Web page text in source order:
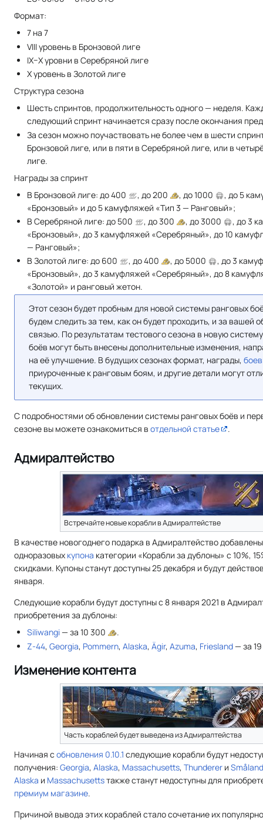
Формат:
7 на 7
VIII уровень в Бронзовой лиге
IX–X уровни в Серебряной лиге
X уровень в Золотой лиге
Структура сезона
Шесть спринтов, продолжительность одного — неделя.
следующий спринт начинается сразу после окончания
За сезон можно поучаствовать не более чем в шести
Бронзовой лиге, или в пяти в Серебряной лиге, или в
лиге.
Награды за спринт
В Бронзовой лиге: до 400
, до 200 , до 1000
, до 5
«Бронзовый» и до 5 камуфляжей «Тип 3 — Ранговый»;
В Серебряной лиге: до 500
, до 300 , до 3000
, до 3
«Бронзовый», до 3 камуфляжей «Серебряный», до 10
— Ранговый»;
В Золотой лиге: до 600
, до 400 , до 5000
, до 3
«Бронзовый», до 3 камуфляжей «Серебряный», до 8
«Золотой» и ранговый жетон.
Этот сезон будет пробным для новой системы ранговых
будем следить за тем, как он будет проходить, и за вашей
связью. По результатам тестового сезона в новую
боёв могут быть внесены дополнительные изменения,
на её улучшение. В будущих сезонах формат, награды,
приуроченные к ранговым боям, и другие детали могут
текущих.
С подробностями об обновлении системы ранговых боёв и
сезоне вы можете ознакомиться в отдельной статье .
Адмиралтейство
Встречайте новые корабли в Адмиралтействе
В качестве новогоднего подарка в Адмиралтейство
одноразовых купона категории «Корабли за дублоны» с 10%,
скидками. Купоны станут доступны 25 декабря и будут
января.
Следующие корабли будут доступны с 8 января 2021 в
приобретения за дублоны:
Siliwangi— за 10 300
.
Z-44,Georgia, Pommern,Alaska,Ägir,Azuma, Friesland— за
Изменение контента
Часть кораблей будет выведена из Адмиралтейства
Начиная с обновления 0.10.1 следующие корабли будут
получения: Georgia, Alaska, Massachusetts, Thunderer и Småland
Alaska и Massachusettsтакже станут недоступны для
премиум магазине.
Причиной вывода этих кораблей стало сочетание их